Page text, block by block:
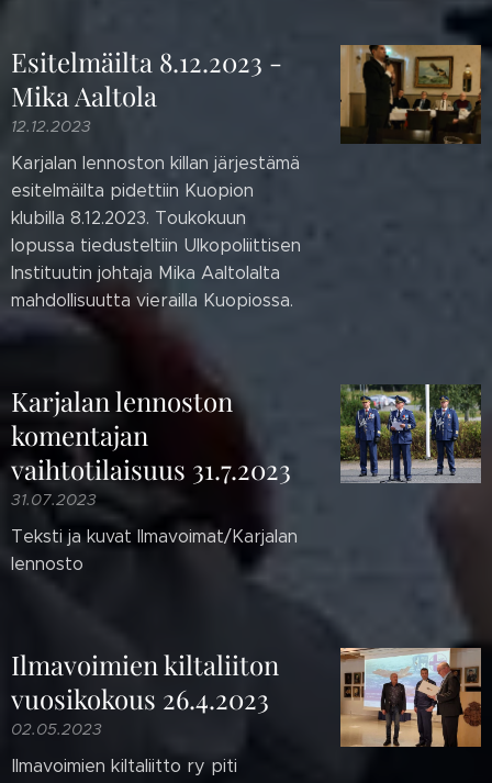
Esitelmäilta 8.12.2023 -
Mika Aaltola
12.12.2023
Karjalan lennoston killan järjestämä
esitelmäilta pidettiin Kuopion
klubilla 8.12.2023. Toukokuun
lopussa tiedusteltiin Ulkopoliittisen
Instituutin johtaja Mika Aaltolalta
mahdollisuutta vierailla Kuopiossa.
Karjalan lennoston
komentajan
vaihtotilaisuus 31.7.2023
31.07.2023
Teksti ja kuvat Ilmavoimat/Karjalan
lennosto
Ilmavoimien kiltaliiton
vuosikokous 26.4.2023
02.05.2023
Ilmavoimien kiltaliitto ry piti